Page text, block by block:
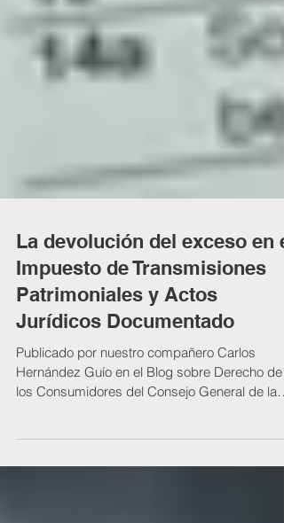
La devolución del exceso en el
Impuesto de Transmisiones
Patrimoniales y Actos
Jurídicos Documentado
Publicado por nuestro compañero Carlos
Hernández Guío en el Blog sobre Derecho de
Abogacía...